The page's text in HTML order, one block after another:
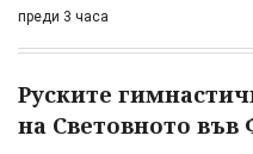
преди 3 часа
Руските
на Световното